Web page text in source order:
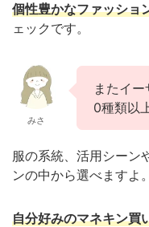
個性豊かなファッショ
ェックです。
みさ
またイ
0種類以
服の系統、活用シーン
ンの中から選べますよ。
自分好みのマネキン買